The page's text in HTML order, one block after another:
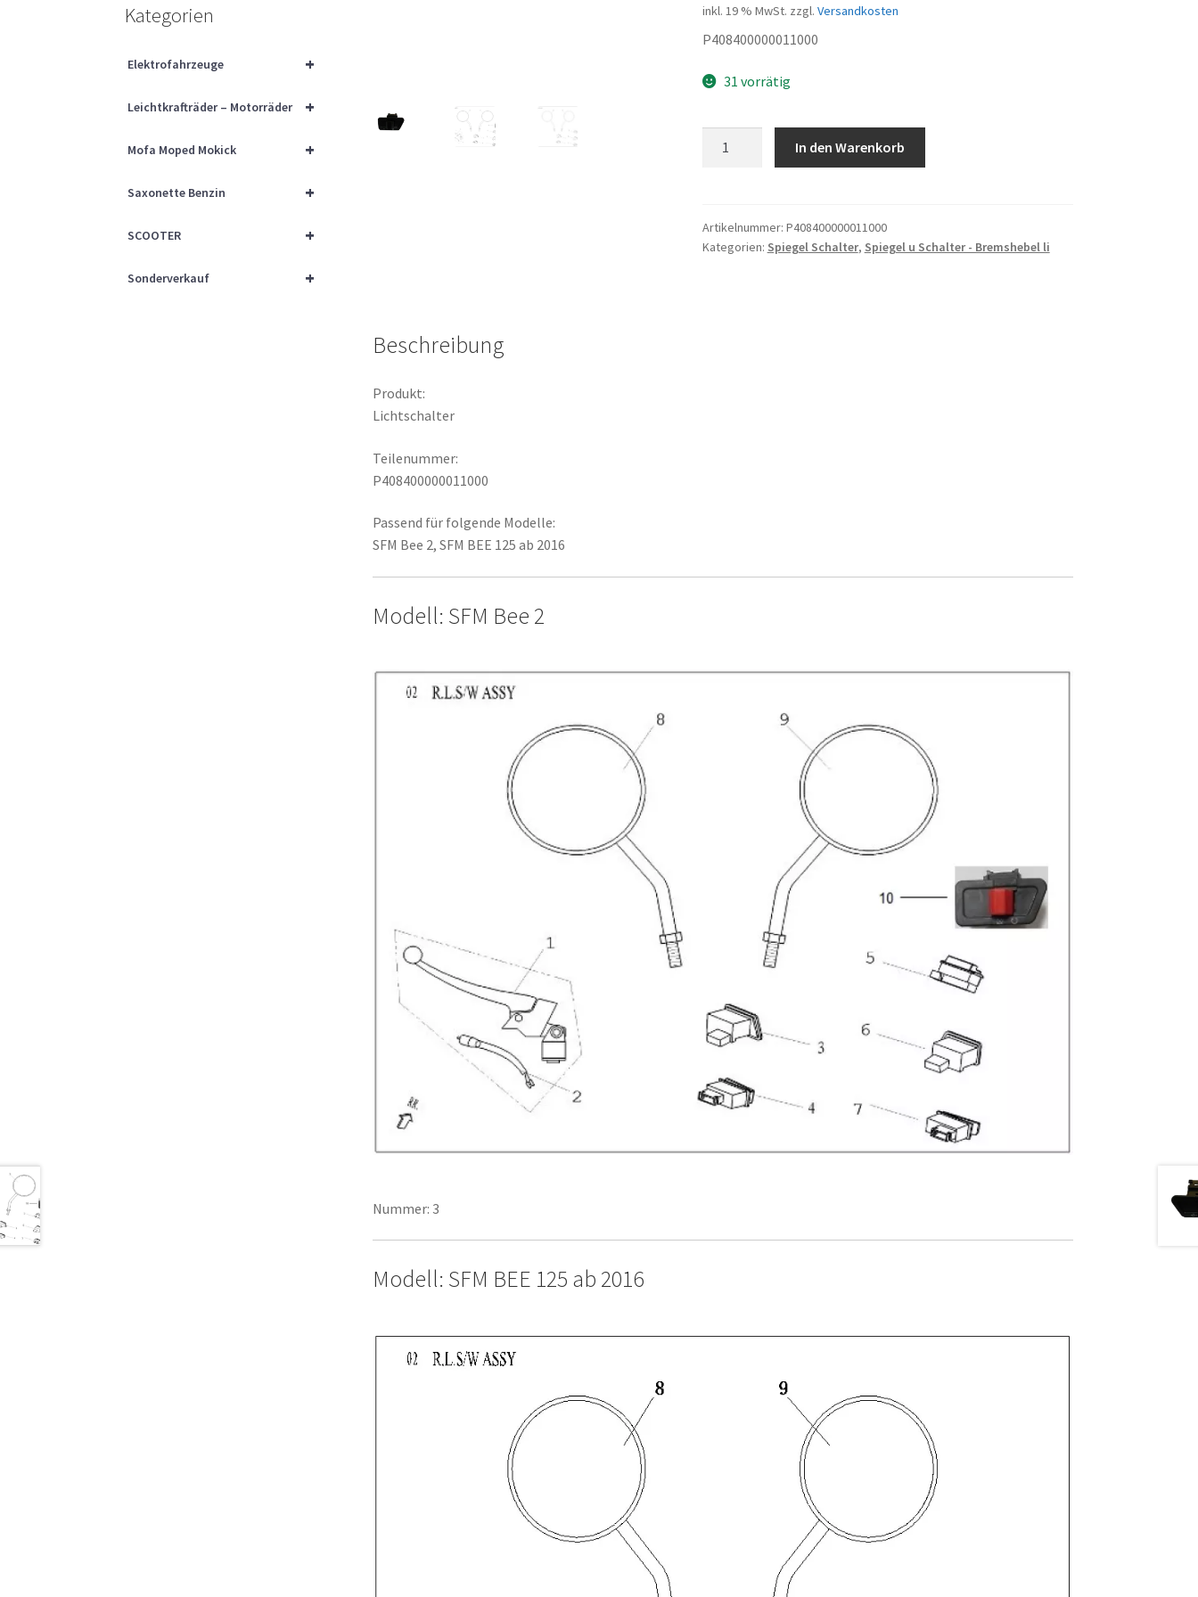
inkl. 19 % MwSt. zzgl. Versandkosten
P408400000011000
31 vorrätig
In den Warenkorb
Artikelnummer: P408400000011000
Kategorien: Spiegel Schalter, Spiegel u Schalter - Bremshebel li
Beschreibung
Produkt:
Lichtschalter
Teilenummer:
P408400000011000
Passend für folgende Modelle:
SFM Bee 2, SFM BEE 125 ab 2016
Modell: SFM Bee 2
Nummer: 3
Modell: SFM BEE 125 ab 2016
Kategorien
+
Elektrofahrzeuge
+
Leichtkrafträder – Motorräder
+
Mofa Moped Mokick
+
Saxonette Benzin
+
SCOOTER
+
Sonderverkauf